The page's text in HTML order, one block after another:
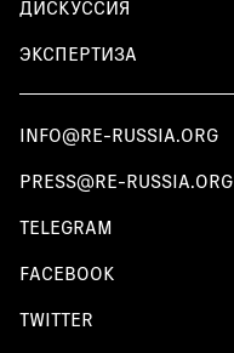
ДИСКУССИЯ
ЭКСПЕРТИЗА
INFO@RE-RUSSIA.ORG
PRESS@RE-RUSSIA.ORG
TELEGRAM
FACEBOOK
TWITTER